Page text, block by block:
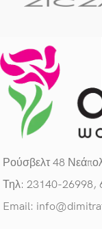
Ρούσβελτ 48
Τηλ: 23140-26998,
Email: